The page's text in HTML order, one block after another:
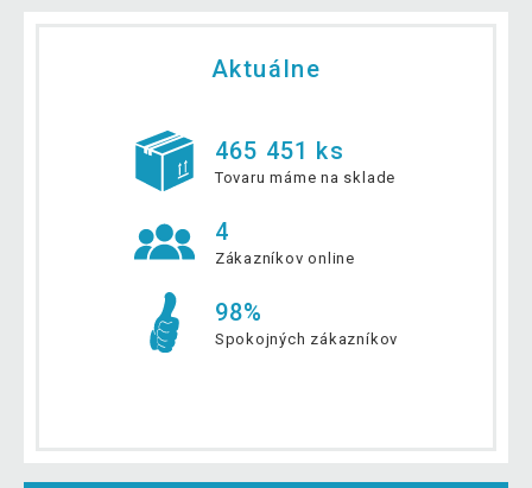
Aktuálne
465 451 ks
Tovaru máme na sklade
4
Zákazníkov online
98%
Spokojných zákazníkov